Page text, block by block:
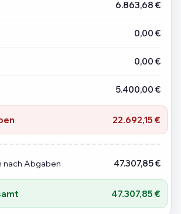
6.863,68 €
0,00 €
0,00 €
5.400,00 €
22.692,15 €
nach Abgaben 47.307,85 €
47.307,85 €